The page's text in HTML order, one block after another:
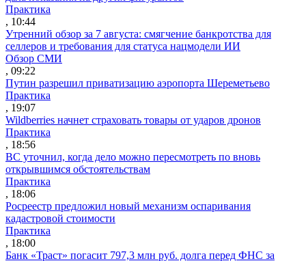
Практика
, 10:44
Утренний обзор за 7 августа: смягчение банкротства для
селлеров и требования для статуса нацмодели ИИ
Обзор СМИ
, 09:22
Путин разрешил приватизацию аэропорта Шереметьево
Практика
, 19:07
Wildberries начнет страховать товары от ударов дронов
Практика
, 18:56
ВС уточнил, когда дело можно пересмотреть по вновь
открывшимся обстоятельствам
Практика
, 18:06
Росреестр предложил новый механизм оспаривания
кадастровой стоимости
Практика
, 18:00
Банк «Траст» погасит 797,3 млн руб. долга перед ФНС за